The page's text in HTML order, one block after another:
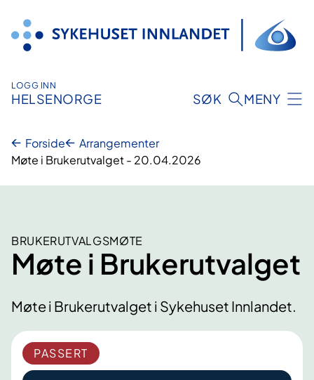
innhold
LOGG INN
HELSENORGE SØK MENY
Forside
Arrangementer
Møte i Brukerutvalget - 20.04.2026
BRUKERUTVALGSMØTE
Møte i Brukerutvalget
Møte i Brukerutvalget i Sykehuset Innlandet.
PASSERT